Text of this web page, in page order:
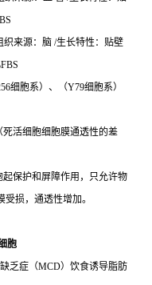
来源：脑 /生长特性：贴壁
细胞系）、（Y79细胞系）
活细胞细胞膜通透性的差
保护和屏障作用，只允许物
损，通透性增加。
胞
乏症（MCD）饮食诱导脂肪